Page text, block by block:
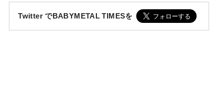
Twitter でBABYMETAL TIMESを